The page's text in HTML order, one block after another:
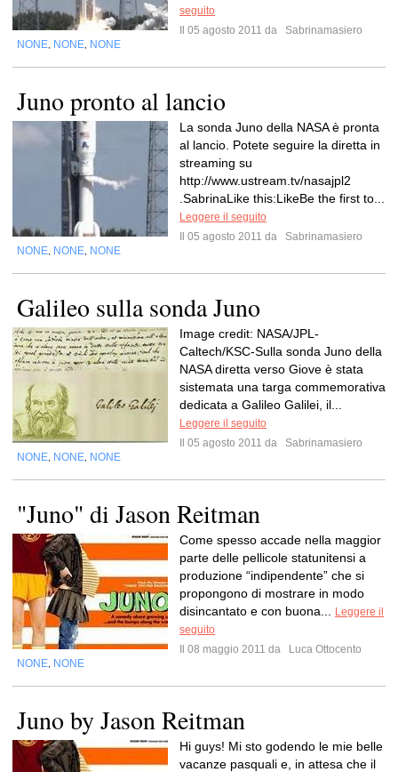
seguito
Il 05 agosto 2011 da
Sabrinamasiero
NONE NONE NONE
Juno pronto al lancio
La sonda Juno della NASA è pronta
al lancio. Potete seguire la diretta in
streaming su
http://www.ustream.tv/nasajpl2
.SabrinaLike this:LikeBe the first to...
Leggere il seguito
Il 05 agosto 2011 da
Sabrinamasiero
NONE NONE NONE
Galileo sulla sonda Juno
Image credit: NASA/JPL-
Caltech/KSC-Sulla sonda Juno della
NASA diretta verso Giove è stata
sistemata una targa commemorativa
dedicata a Galileo Galilei, il...
Leggere il seguito
Il 05 agosto 2011 da
Sabrinamasiero
NONE NONE NONE
"Juno" di Jason Reitman
Come spesso accade nella maggior
parte delle pellicole statunitensi a
produzione “indipendente” che si
propongono di mostrare in modo
disincantato e con buona...
Leggere il
seguito
Il 08 maggio 2011 da
Luca Ottocento
NONE NONE
Juno by Jason Reitman
Hi guys! Mi sto godendo le mie belle
vacanze pasquali e, in attesa che il